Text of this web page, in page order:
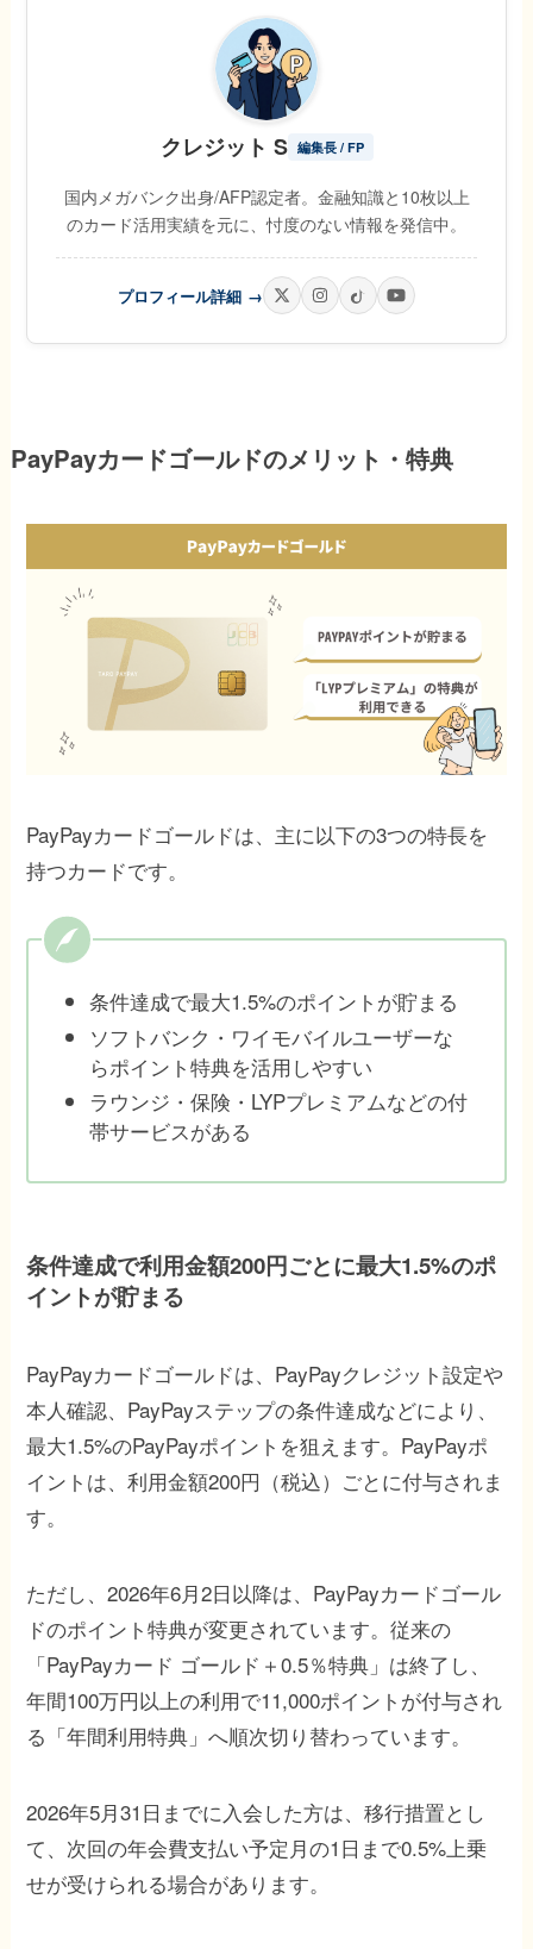
クレジット S 編集長 / FP
国内メガバンク出身/AFP認定者。金融知識と10枚以上
のカード活用実績を元に、忖度のない情報を発信中。
プロフィール詳細 →
PayPayカードゴールドのメリット・特典
PayPayカードゴールドは、主に以下の3つの特長を
持つカードです。
条件達成で最大1.5%のポイントが貯まる
ソフトバンク・ワイモバイルユーザーな
らポイント特典を活用しやすい
ラウンジ・保険・LYPプレミアムなどの付
帯サービスがある
条件達成で利用金額200円ごとに最大1.5%のポ
イントが貯まる
PayPayカードゴールドは、PayPayクレジット設定や
本人確認、PayPayステップの条件達成などにより、
最大1.5%のPayPayポイントを狙えます。PayPayポ
イントは、利用金額200円（税込）ごとに付与されま
す。
ただし、2026年6月2日以降は、PayPayカードゴール
ドのポイント特典が変更されています。従来の
「PayPayカード ゴールド＋0.5％特典」は終了し、
年間100万円以上の利用で11,000ポイントが付与され
る「年間利用特典」へ順次切り替わっています。
2026年5月31日までに入会した方は、移行措置とし
て、次回の年会費支払い予定月の1日まで0.5%上乗
せが受けられる場合があります。